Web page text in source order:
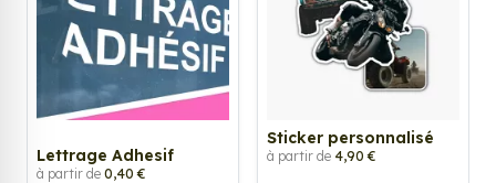
Lettrage Adhesif
à partir de 0,40 €
Sticker personnalisé
à partir de 4,90 €